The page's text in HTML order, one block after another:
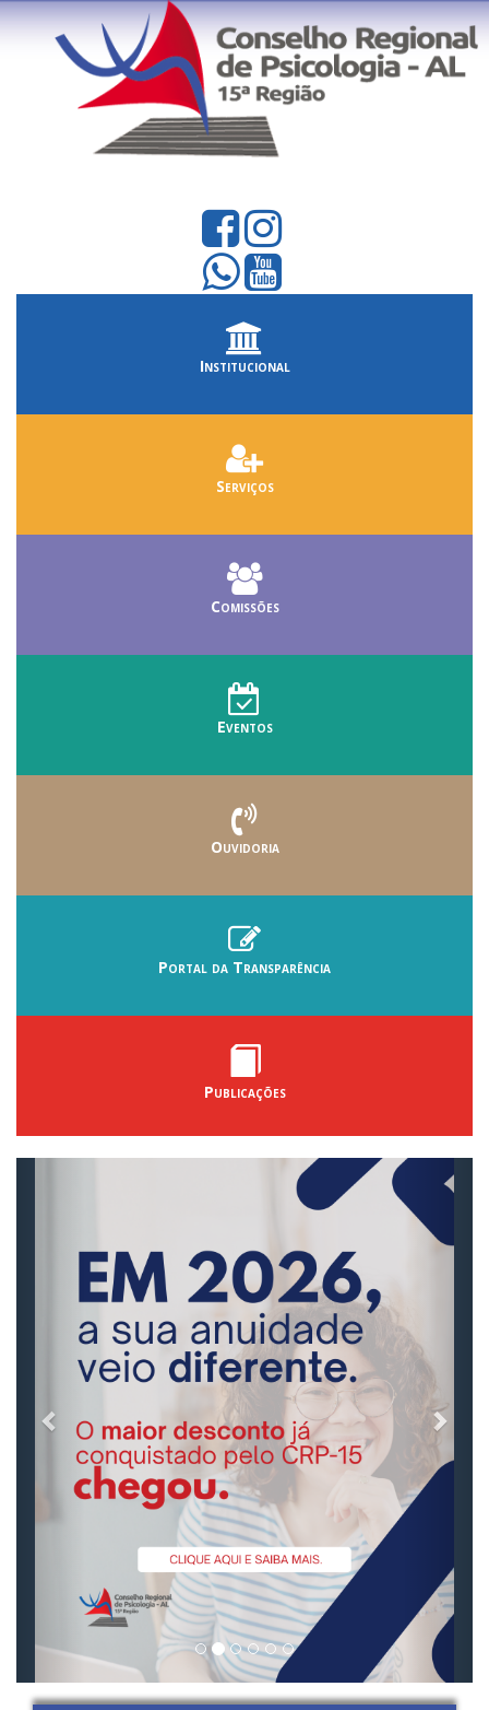
Institucional
Serviços
Comissões
Eventos
Ouvidoria
Portal da Transparência
Publicações